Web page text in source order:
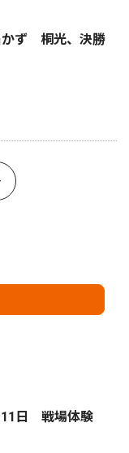
ず 桐光、決勝
日 戦場体験